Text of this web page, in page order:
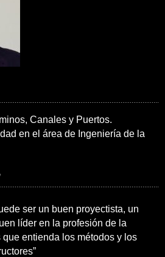
Canales y Puertos.
en el área de Ingeniería de la
ser un buen proyectista, un
líder en la profesión de la
entienda los métodos y los